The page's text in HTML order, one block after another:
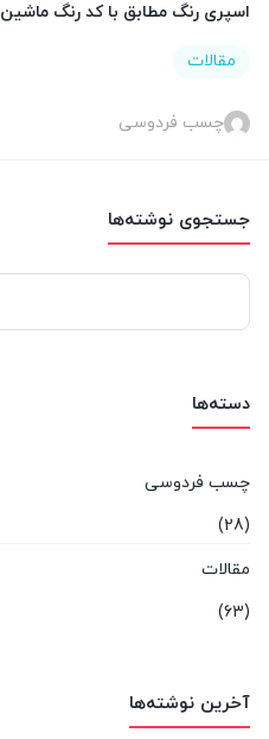
جستجوی نوشته‌ها
برای:
دسته‌ها
چسب فردوسی
(28)
مقالات
(63)
آخرین نوشته‌ها
اسپری رنگ مطابق با کد رنگ ماشین
مقالات
چسب فردوسی